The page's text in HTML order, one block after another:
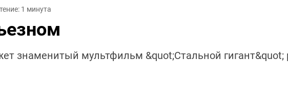
1 минута
знаменитый мультфильм &quot;Стальной